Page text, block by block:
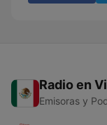
Radio en
Emisoras y